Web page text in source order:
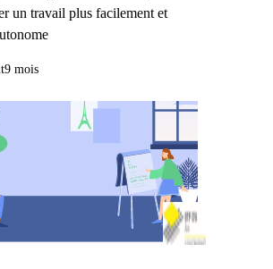
un travail plus facilement et
9 mois